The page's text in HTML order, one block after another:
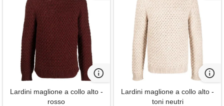
Lardini maglione a collo alto -
rosso
Lardini maglione a collo alto -
toni neutri